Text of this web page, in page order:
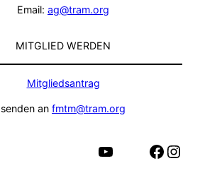
Email: ag@tram.org
MITGLIED WERDEN
Mitgliedsantrag
senden an fmtm@tram.org
Facebook Instagram
YouTube